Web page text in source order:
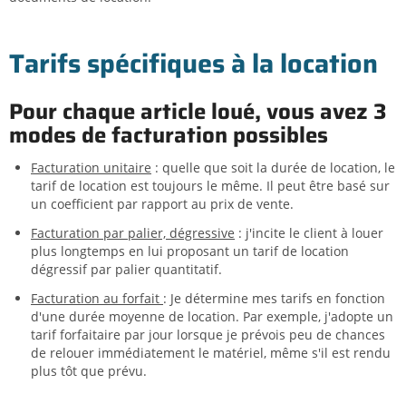
Tarifs spécifiques à la location
Pour chaque article loué, vous avez 3
modes de facturation possibles
Facturation unitaire : quelle que soit la durée de location, le
tarif de location est toujours le même. Il peut être basé sur
un coefficient par rapport au prix de vente.
Facturation par palier, dégressive : j'incite le client à louer
plus longtemps en lui proposant un tarif de location
dégressif par palier quantitatif.
Facturation au forfait : Je détermine mes tarifs en fonction
d'une durée moyenne de location. Par exemple, j'adopte un
tarif forfaitaire par jour lorsque je prévois peu de chances
de relouer immédiatement le matériel, même s'il est rendu
plus tôt que prévu.